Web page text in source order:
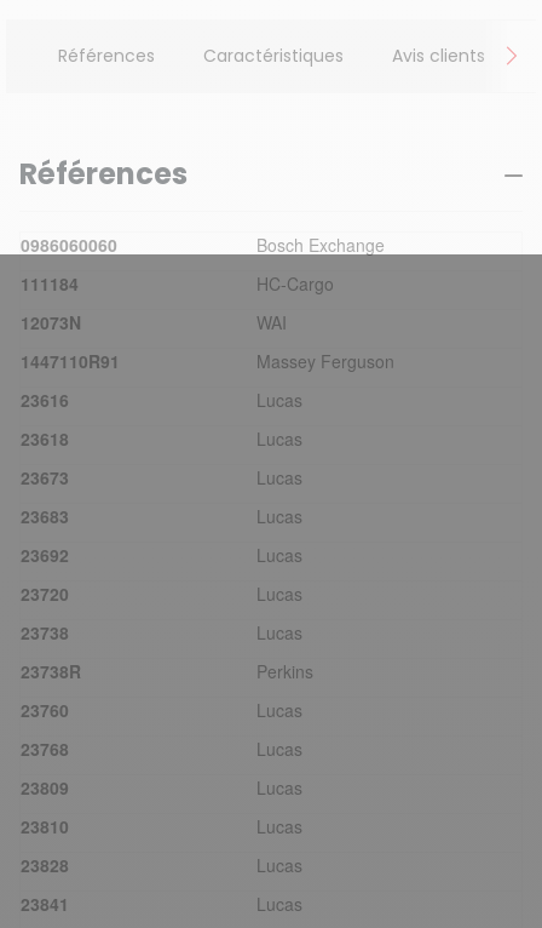
Références Caractéristiques Avis clients
Références
0986060060
Bosch Exchange
111184
HC-Cargo
12073N
WAI
1447110R91
Massey Ferguson
23616
Lucas
23618
Lucas
23673
Lucas
23683
Lucas
23692
Lucas
23720
Lucas
23738
Lucas
23738R
Perkins
23760
Lucas
23768
Lucas
23809
Lucas
23810
Lucas
23828
Lucas
23841
Lucas